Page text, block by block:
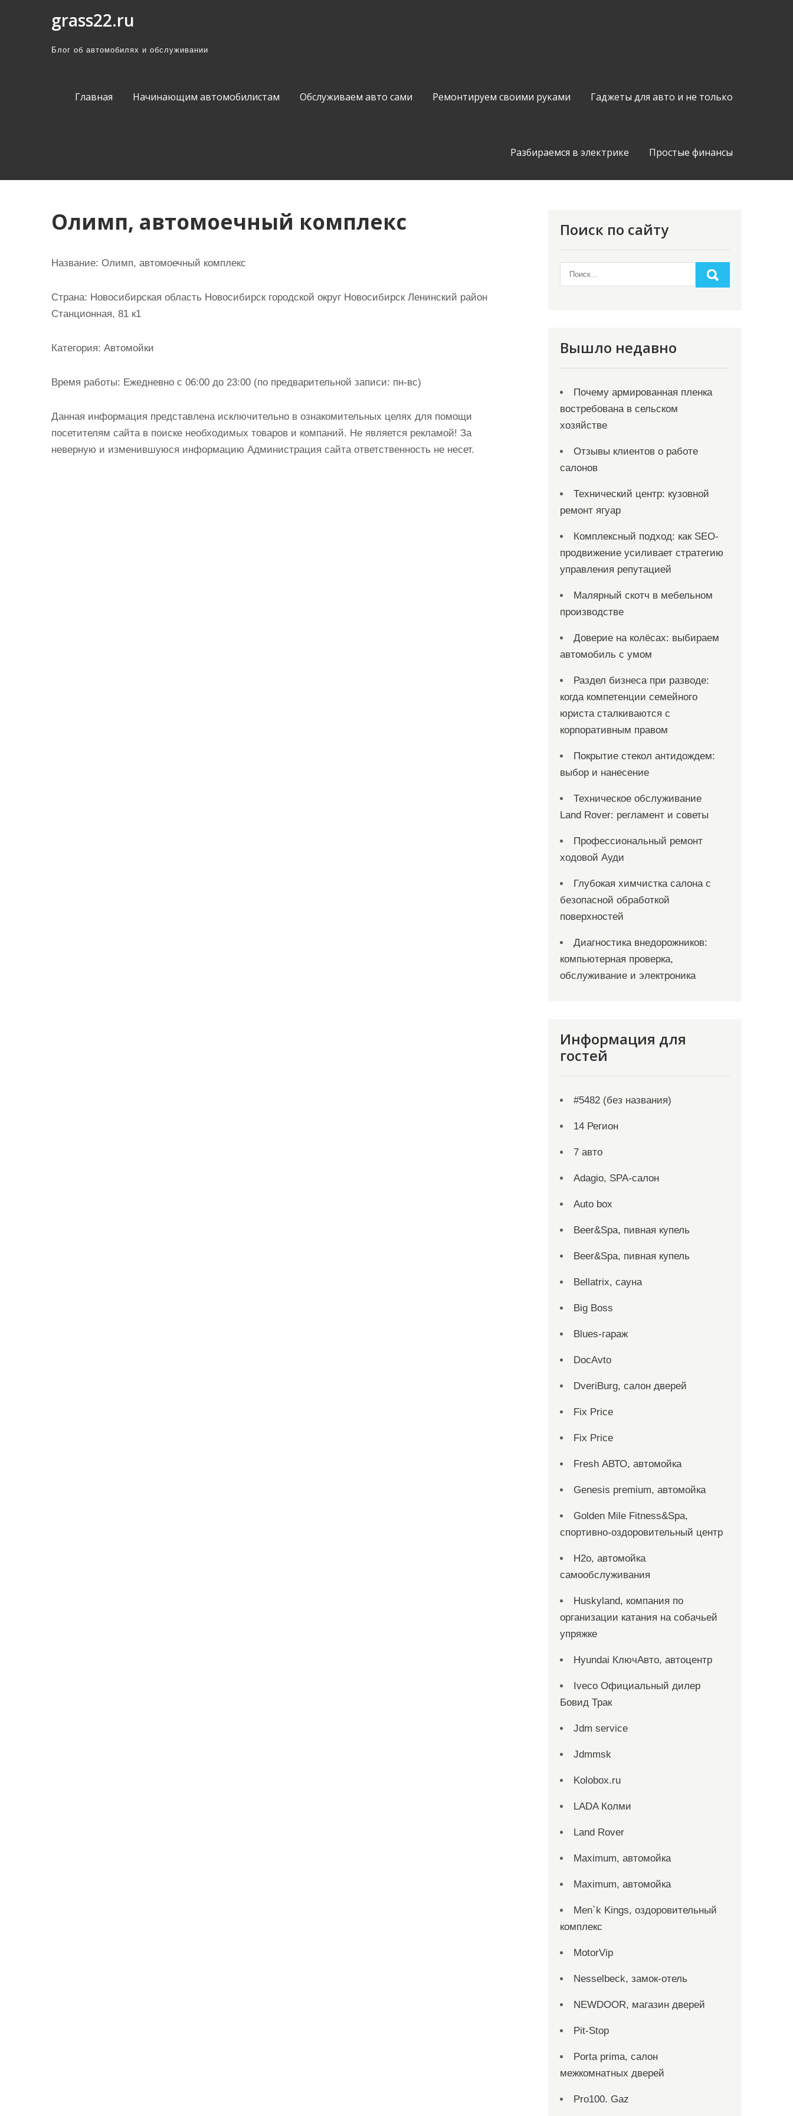
grass22.ru
Блог об автомобилях и обслуживании
Главная Начинающим автомобилистам Обслуживаем авто сами Ремонтируем своими руками Гаджеты для авто и не только
Разбираемся в электрике Простые финансы
Олимп, автомоечный комплекс
Название: Олимп, автомоечный комплекс
Страна: Новосибирская область Новосибирск городской округ Новосибирск Ленинский район
Станционная, 81 к1
Категория: Автомойки
Время работы: Ежедневно с 06:00 до 23:00 (по предварительной записи: пн-вс)
Данная информация представлена исключительно в ознакомительных целях для помощи
посетителям сайта в поиске необходимых товаров и компаний. Не является рекламой! За
неверную и изменившуюся информацию Администрация сайта ответственность не несет.
Поиск по сайту
Вышло недавно
Почему армированная пленка
востребована в сельском
хозяйстве
Отзывы клиентов о работе
салонов
Технический центр: кузовной
ремонт ягуар
Комплексный подход: как SEO-
продвижение усиливает стратегию
управления репутацией
Малярный скотч в мебельном
производстве
Доверие на колёсах: выбираем
автомобиль с умом
Раздел бизнеса при разводе:
когда компетенции семейного
юриста сталкиваются с
корпоративным правом
Покрытие стекол антидождем:
выбор и нанесение
Техническое обслуживание
Land Rover: регламент и советы
Профессиональный ремонт
ходовой Ауди
Глубокая химчистка салона с
безопасной обработкой
поверхностей
Диагностика внедорожников:
компьютерная проверка,
обслуживание и электроника
Информация для
гостей
#5482 (без названия)
14 Регион
7 авто
Adagio, SPA-салон
Auto box
Beer&Spa, пивная купель
Beer&Spa, пивная купель
Bellatrix, сауна
Big Boss
Blues-гараж
DocAvto
DveriBurg, салон дверей
Fix Price
Fix Price
Fresh АВТО, автомойка
Genesis premium, автомойка
Golden Mile Fitness&Spa,
спортивно-оздоровительный центр
H2o, автомойка
самообслуживания
Huskyland, компания по
организации катания на собачьей
упряжке
Hyundai КлючАвто, автоцентр
Iveco Официальный дилер
Бовид Трак
Jdm service
Jdmmsk
Kolobox.ru
LADA Колми
Land Rover
Maximum, автомойка
Maximum, автомойка
Men`k Kings, оздоровительный
комплекс
MotorVip
Nesselbeck, замок-отель
NEWDOOR, магазин дверей
Pit-Stop
Porta prima, салон
межкомнатных дверей
Pro100. Gaz